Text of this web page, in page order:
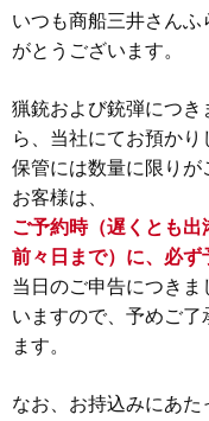
いつも商船三井さんふ
がとうございます。
猟銃および銃弾につ
ら、当社にてお預かり
保管には数量に限り
お客様は、
ご予約時（遅くとも出
前々日まで）に、必ず
当日のご申告につき
いますので、予めご
ます。
なお、お持込みにあ